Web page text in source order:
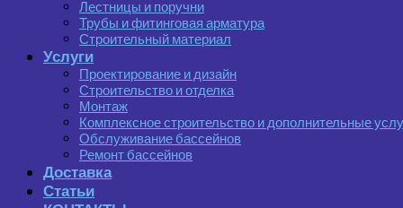
Лестницы и поручни
Трубы и фитинговая арматура
Строительный материал
Услуги
Проектирование и дизайн
Строительство и отделка
Монтаж
Комплексное строительство и дополнительные
Обслуживание бассейнов
Ремонт бассейнов
Доставка
Статьи